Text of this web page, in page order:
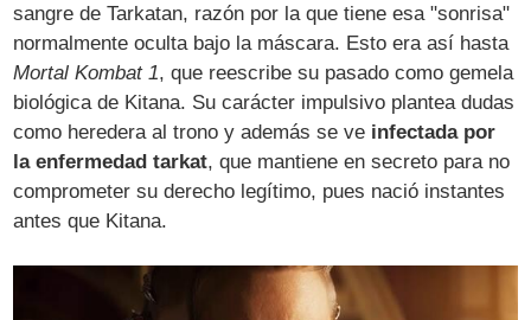
sangre de Tarkatan, razón por la que tiene esa "sonrisa"
normalmente oculta bajo la máscara. Esto era así hasta
Mortal Kombat 1, que reescribe su pasado como gemela
biológica de Kitana. Su carácter impulsivo plantea dudas
como heredera al trono y además se ve infectada por
la enfermedad tarkat, que mantiene en secreto para no
comprometer su derecho legítimo, pues nació instantes
antes que Kitana.